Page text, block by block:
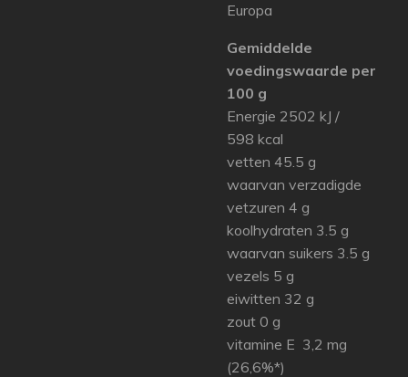
Europa
Gemiddelde
voedingswaarde per
100 g
Energie 2502 kJ /
598 kcal
vetten 45.5 g
waarvan verzadigde
vetzuren 4 g
koolhydraten 3.5 g
waarvan suikers 3.5 g
vezels 5 g
eiwitten 32 g
zout 0 g
vitamine E 3,2 mg
(26,6%*)